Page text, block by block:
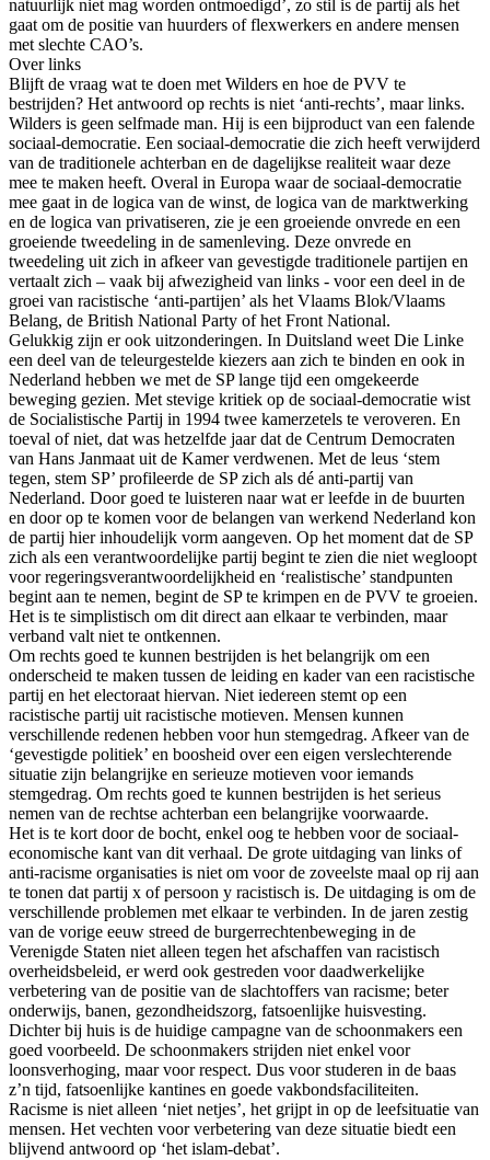
natuurlijk niet mag worden ontmoedigd’, zo stil is de partij als het
gaat om de positie van huurders of flexwerkers en andere mensen
met slechte CAO’s.
Over links
Blijft de vraag wat te doen met Wilders en hoe de PVV te
bestrijden? Het antwoord op rechts is niet ‘anti-rechts’, maar links.
Wilders is geen selfmade man. Hij is een bijproduct van een falende
sociaal-democratie. Een sociaal-democratie die zich heeft verwijderd
van de traditionele achterban en de dagelijkse realiteit waar deze
mee te maken heeft. Overal in Europa waar de sociaal-democratie
mee gaat in de logica van de winst, de logica van de marktwerking
en de logica van privatiseren, zie je een groeiende onvrede en een
groeiende tweedeling in de samenleving. Deze onvrede en
tweedeling uit zich in afkeer van gevestigde traditionele partijen en
vertaalt zich – vaak bij afwezigheid van links - voor een deel in de
groei van racistische ‘anti-partijen’ als het Vlaams Blok/Vlaams
Belang, de British National Party of het Front National.
Gelukkig zijn er ook uitzonderingen. In Duitsland weet Die Linke
een deel van de teleurgestelde kiezers aan zich te binden en ook in
Nederland hebben we met de SP lange tijd een omgekeerde
beweging gezien. Met stevige kritiek op de sociaal-democratie wist
de Socialistische Partij in 1994 twee kamerzetels te veroveren. En
toeval of niet, dat was hetzelfde jaar dat de Centrum Democraten
van Hans Janmaat uit de Kamer verdwenen. Met de leus ‘stem
tegen, stem SP’ profileerde de SP zich als dé anti-partij van
Nederland. Door goed te luisteren naar wat er leefde in de buurten
en door op te komen voor de belangen van werkend Nederland kon
de partij hier inhoudelijk vorm aangeven. Op het moment dat de SP
zich als een verantwoordelijke partij begint te zien die niet wegloopt
voor regeringsverantwoordelijkheid en ‘realistische’ standpunten
begint aan te nemen, begint de SP te krimpen en de PVV te groeien.
Het is te simplistisch om dit direct aan elkaar te verbinden, maar
verband valt niet te ontkennen.
Om rechts goed te kunnen bestrijden is het belangrijk om een
onderscheid te maken tussen de leiding en kader van een racistische
partij en het electoraat hiervan. Niet iedereen stemt op een
racistische partij uit racistische motieven. Mensen kunnen
verschillende redenen hebben voor hun stemgedrag. Afkeer van de
‘gevestigde politiek’ en boosheid over een eigen verslechterende
situatie zijn belangrijke en serieuze motieven voor iemands
stemgedrag. Om rechts goed te kunnen bestrijden is het serieus
nemen van de rechtse achterban een belangrijke voorwaarde.
Het is te kort door de bocht, enkel oog te hebben voor de sociaal-
economische kant van dit verhaal. De grote uitdaging van links of
anti-racisme organisaties is niet om voor de zoveelste maal op rij aan
te tonen dat partij x of persoon y racistisch is. De uitdaging is om de
verschillende problemen met elkaar te verbinden. In de jaren zestig
van de vorige eeuw streed de burgerrechtenbeweging in de
Verenigde Staten niet alleen tegen het afschaffen van racistisch
overheidsbeleid, er werd ook gestreden voor daadwerkelijke
verbetering van de positie van de slachtoffers van racisme; beter
onderwijs, banen, gezondheidszorg, fatsoenlijke huisvesting.
Dichter bij huis is de huidige campagne van de schoonmakers een
goed voorbeeld. De schoonmakers strijden niet enkel voor
loonsverhoging, maar voor respect. Dus voor studeren in de baas
z’n tijd, fatsoenlijke kantines en goede vakbondsfaciliteiten.
Racisme is niet alleen ‘niet netjes’, het grijpt in op de leefsituatie van
mensen. Het vechten voor verbetering van deze situatie biedt een
blijvend antwoord op ‘het islam-debat’.